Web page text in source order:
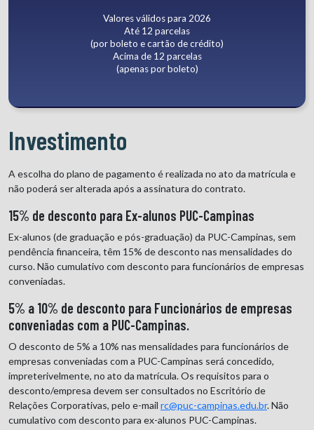
Valores válidos para 2026
Até 12 parcelas
(por boleto e cartão de crédito)
Acima de 12 parcelas
(apenas por boleto)
Investimento
A escolha do plano de pagamento é realizada no ato da matrícula e
não poderá ser alterada após a assinatura do contrato.
15% de desconto para Ex-alunos PUC-Campinas
Ex-alunos (de graduação e pós-graduação) da PUC-Campinas, sem
pendência financeira, têm 15% de desconto nas mensalidades do
curso. Não cumulativo com desconto para funcionários de empresas
conveniadas.
5% a 10% de desconto para Funcionários de empresas
conveniadas com a PUC-Campinas.
O desconto de 5% a 10% nas mensalidades para funcionários de
empresas conveniadas com a PUC-Campinas será concedido,
impreterivelmente, no ato da matrícula. Os requisitos para o
desconto/empresa devem ser consultados no Escritório de
Relações Corporativas, pelo e-mail rc@puc-campinas.edu.br. Não
cumulativo com desconto para ex-alunos PUC-Campinas.